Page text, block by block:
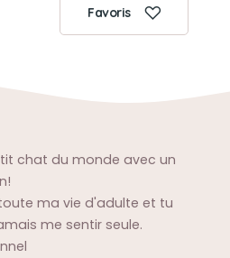
Favoris
chat du monde avec un
ma vie d'adulte et tu
me sentir seule.